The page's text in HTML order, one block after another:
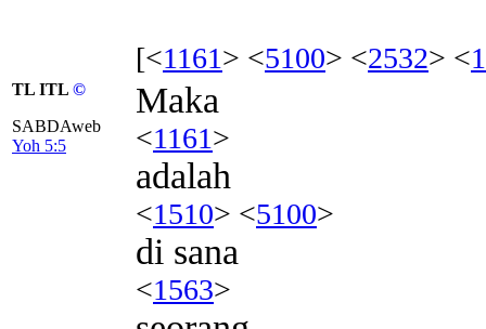
[<1161> <5100> <2532> <
TL ITL ©
SABDAweb
Yoh 5:5
Maka
<1161>
adalah
<1510> <5100>
di sana
<1563>